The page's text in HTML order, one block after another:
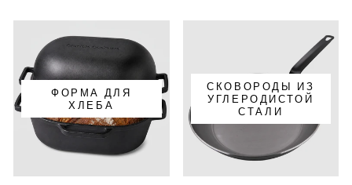
ФОРМА ДЛЯ
ХЛЕБА
СКОВОРОДЫ ИЗ
УГЛЕРОДИСТОЙ
СТАЛИ